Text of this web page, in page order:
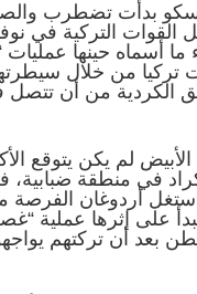
بدأت تضطرب
ما أسماه حينها
هنا استطاعت تركيا من
الكردية من أن تتصل
لم يكن يتوقع
في منطقة ضبابية،
أردوغان الفرصة
على إثرها عملية
بعد أن تركتهم